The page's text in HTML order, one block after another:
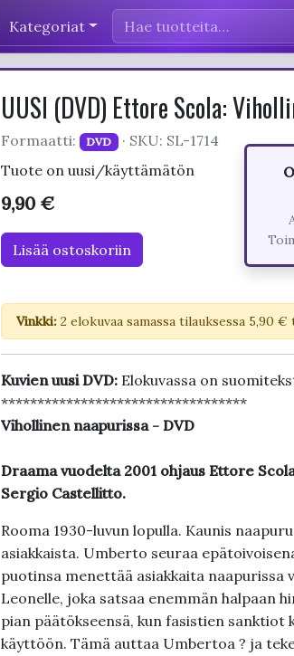
Kategoriat
UUSI (DVD) Ettore Scola:
Formaatti: DVD
· SKU: SL-1714
Tuote on uusi/käyttämätön
9,90 €
Lisää ostoskoriin
Vinkki:2 elokuvaa samassa tilauksessa 5,90
Kuvien uusi DVD: Elokuvassa on
**********************************
Vihollinen naapurissa - DVD
Draama vuodelta 2001 ohjaus Ettore
Sergio Castellitto.
Rooma 1930-luvun lopulla. Kaunis
asiakkaista. Umberto seuraa
puotinsa menettää asiakkaita naapurissa
Leonelle, joka satsaa enemmän halpaan
pian päätökseensä, kun fasistien
käyttöön. Tämä auttaa Umbertoa ? ja